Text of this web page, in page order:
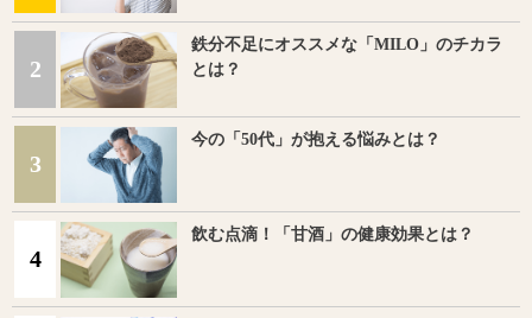
2
鉄分不足にオススメな「MILO」のチカラ
とは？
3
今の「50代」が抱える悩みとは？
4
飲む点滴！「甘酒」の健康効果とは？